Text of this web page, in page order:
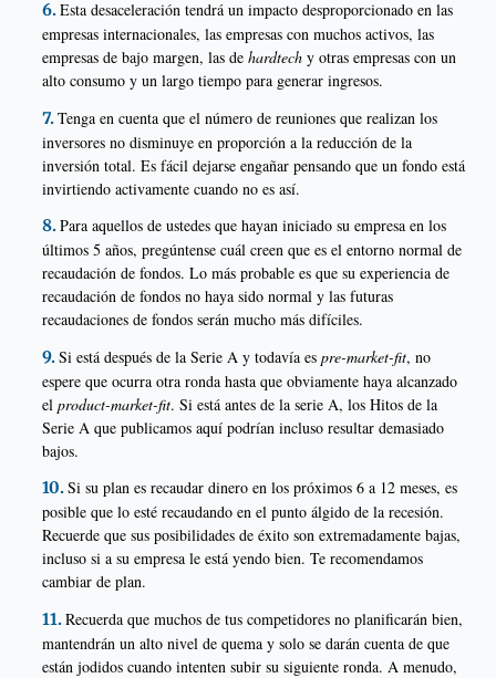
Esta desaceleración tendrá un impacto desproporcionado en las
empresas internacionales, las empresas con muchos activos, las
empresas de bajo margen, las de hardtechy otras empresas con un
alto consumo y un largo tiempo para generar ingresos.
Tenga en cuenta que el número de reuniones que realizan los
inversores no disminuye en proporción a la reducción de la
inversión total. Es fácil dejarse engañar pensando que un fondo está
invirtiendo activamente cuando no es así.
Para aquellos de ustedes que hayan iniciado su empresa en los
últimos 5 años, pregúntense cuál creen que es el entorno normal de
recaudación de fondos. Lo más probable es que su experiencia de
recaudación de fondos no haya sido normal y las futuras
recaudaciones de fondos serán mucho más difíciles.
Si está después de la Serie A y todavía es pre-market-fit, no
espere que ocurra otra ronda hasta que obviamente haya alcanzado
el product-market-fit. Si está antes de la serie A, los Hitos de la
Serie A que publicamos aquí podrían incluso resultar demasiado
bajos.
Si su plan es recaudar dinero en los próximos 6 a 12 meses, es
posible que lo esté recaudando en el punto álgido de la recesión.
Recuerde que sus posibilidades de éxito son extremadamente bajas,
incluso si a su empresa le está yendo bien. Te recomendamos
cambiar de plan.
Recuerda que muchos de tus competidores no planificarán bien,
mantendrán un alto nivel de quema y solo se darán cuenta de que
están jodidos cuando intenten subir su siguiente ronda. A menudo,